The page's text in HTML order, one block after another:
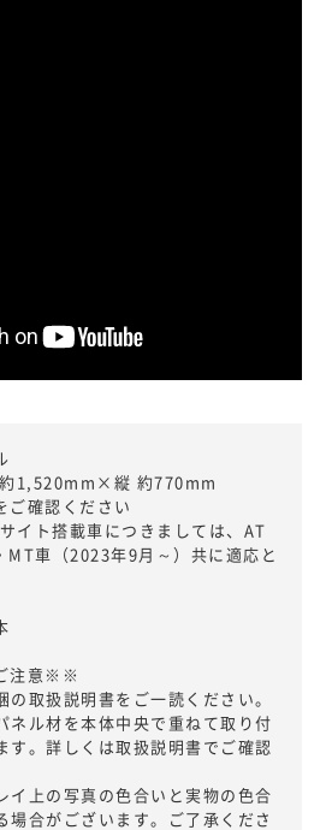
1,520mm×縦 約770mm
ご確認ください
イト搭載車につきましては、AT
MT車（2023年9月～）共に適応と
注意※※
の取扱説明書をご一読ください。
ネル材を本体中央で重ねて取り付
す。詳しくは取扱説明書でご確認
イ上の写真の色合いと実物の色合
場合がございます。ご了承くださ